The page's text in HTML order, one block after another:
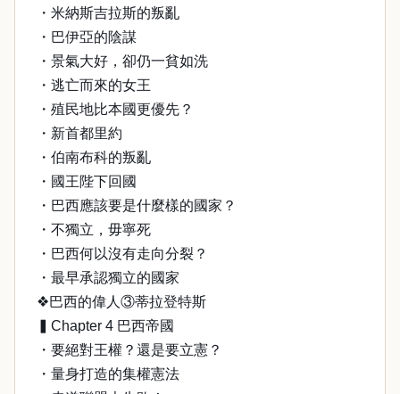
・米納斯吉拉斯的叛亂
・巴伊亞的陰謀
・景氣大好，卻仍一貧如洗
・逃亡而來的女王
・殖民地比本國更優先？
・新首都里約
・伯南布科的叛亂
・國王陛下回國
・巴西應該要是什麼樣的國家？
・不獨立，毋寧死
・巴西何以沒有走向分裂？
・最早承認獨立的國家
❖巴西的偉人③蒂拉登特斯
▍Chapter 4 巴西帝國
・要絕對王權？還是要立憲？
・量身打造的集權憲法